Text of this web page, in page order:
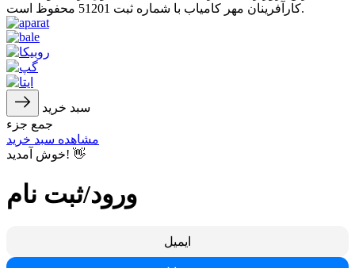
کارآفرینان مهر کامیاب با شماره ثبت 51201 محفوظ است.
سبد خرید
جمع جزء
مشاهده سبد خرید
خوش آمدید! 👋
ورود/ثبت نام
ایمیل